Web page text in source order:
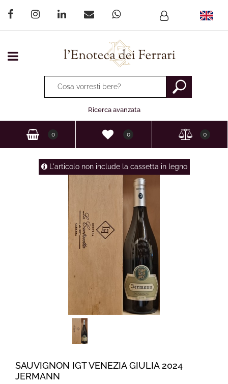
Open menu
La modifica di un filtro aggiorna automaticamente gli
Ricerca avanzata
0 0 0
L'articolo non include la cassetta in legno
SAUVIGNON IGT VENEZIA GIULIA 2024
JERMANN